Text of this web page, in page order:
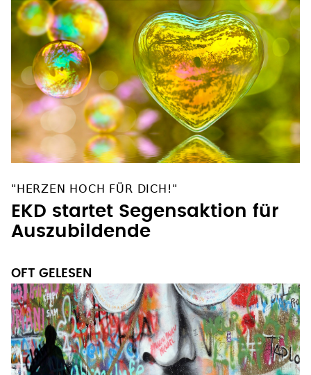
"HERZEN HOCH FÜR DICH!"
EKD startet Segensaktion für
Auszubildende
OFT GELESEN